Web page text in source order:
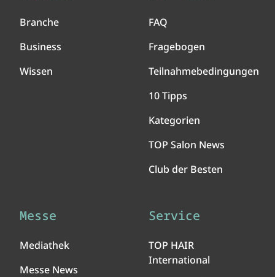
Branche
Business
Wissen
FAQ
Fragebogen
Teilnahmebedingungen
10 Tipps
Kategorien
TOP Salon News
Club der Besten
Messe
Mediathek
Messe News
Service
TOP HAIR
International